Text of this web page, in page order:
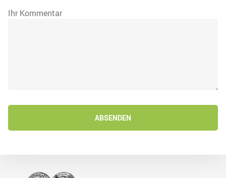
Ihr Kommentar
ABSENDEN